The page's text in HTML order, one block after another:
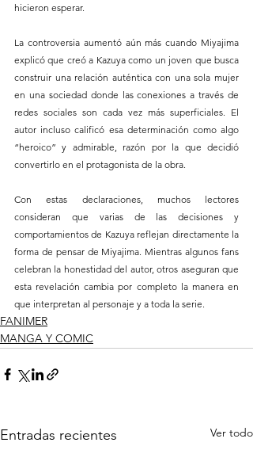
hicieron esperar.
La controversia aumentó aún más cuando Miyajima
explicó que creó a Kazuya como un joven que busca
construir una relación auténtica con una sola mujer
en una sociedad donde las conexiones a través de
redes sociales son cada vez más superficiales. El
autor incluso calificó esa determinación como algo
“heroico” y admirable, razón por la que decidió
convertirlo en el protagonista de la obra.
Con estas declaraciones, muchos lectores
consideran que varias de las decisiones y
comportamientos de Kazuya reflejan directamente la
forma de pensar de Miyajima. Mientras algunos fans
celebran la honestidad del autor, otros aseguran que
esta revelación cambia por completo la manera en
que interpretan al personaje y a toda la serie.
FANIMER
MANGA Y COMIC
Entradas recientes Ver todo